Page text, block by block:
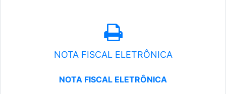
NOTA FISCAL ELETRÔNICA
NOTA FISCAL ELETRÔNICA